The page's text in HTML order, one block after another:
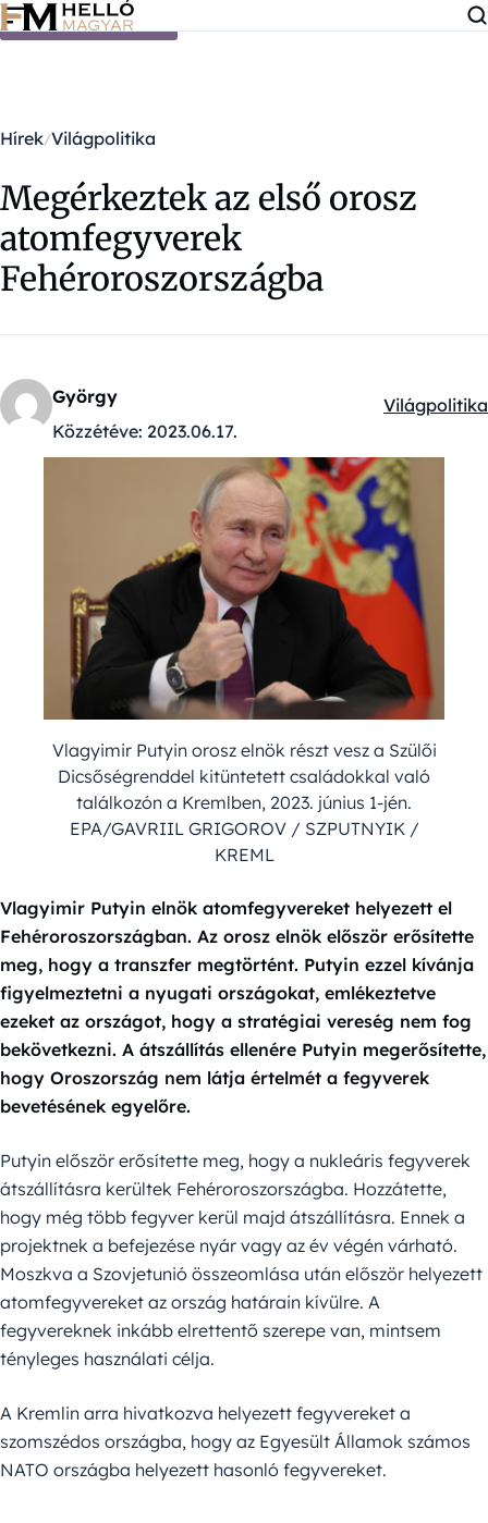
Ugrás a tartalomra
Hírek Világpolitika
Megérkeztek az első orosz
atomfegyverek
Fehéroroszországba
György
Közzétéve: 2023.06.17.
Kategóriák:
Világpolitika
Vlagyimir Putyin orosz elnök részt vesz a Szülői
Dicsőségrenddel kitüntetett családokkal való
találkozón a Kremlben, 2023. június 1-jén.
EPA/GAVRIIL GRIGOROV / SZPUTNYIK /
KREML
Vlagyimir Putyin elnök atomfegyvereket helyezett el
Fehéroroszországban. Az orosz elnök először erősítette
meg, hogy a transzfer megtörtént. Putyin ezzel kívánja
figyelmeztetni a nyugati országokat, emlékeztetve
ezeket az országot, hogy a stratégiai vereség nem fog
bekövetkezni. A átszállítás ellenére Putyin megerősítette,
hogy Oroszország nem látja értelmét a fegyverek
bevetésének egyelőre.
Putyin először erősítette meg, hogy a nukleáris fegyverek
átszállításra kerültek Fehéroroszországba. Hozzátette,
hogy még több fegyver kerül majd átszállításra. Ennek a
projektnek a befejezése nyár vagy az év végén várható.
Moszkva a Szovjetunió összeomlása után először helyezett
atomfegyvereket az ország határain kívülre. A
fegyvereknek inkább elrettentő szerepe van, mintsem
tényleges használati célja.
A Kremlin arra hivatkozva helyezett fegyvereket a
szomszédos országba, hogy az Egyesült Államok számos
NATO országba helyezett hasonló fegyvereket.